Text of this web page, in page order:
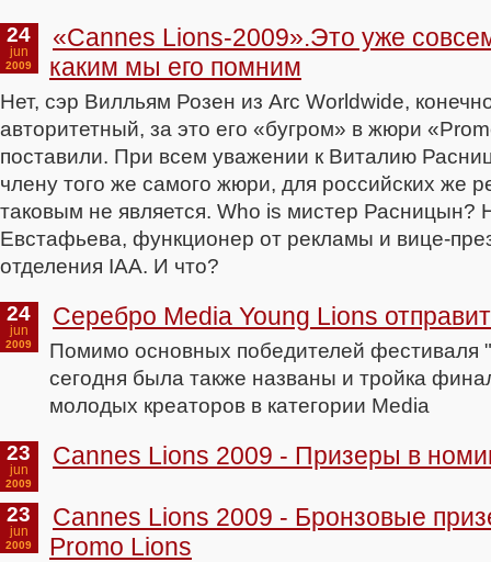
24
jun
2009
«Cannes Lions-2009».Это уже
каким мы его помним
Нет, сэр Вилльям Розен из Arc Worldwide,
авторитетный, за это его «бугром» в жюри
поставили. При всем уважении к Виталию
члену того же самого жюри, для российских же
таковым не является. Who is мистер Расницын?
Евстафьева, функционер от рекламы и вице-
отделения IAA. И что?
24
jun
2009
Серебро Media Young Lions
Помимо основных победителей фестиваля
сегодня была также названы и тройка
молодых креаторов в категории Media
23
jun
2009
Cannes Lions 2009 - Призеры в
23
jun
2009
Cannes Lions 2009 - Бронзовые
Promo Lions